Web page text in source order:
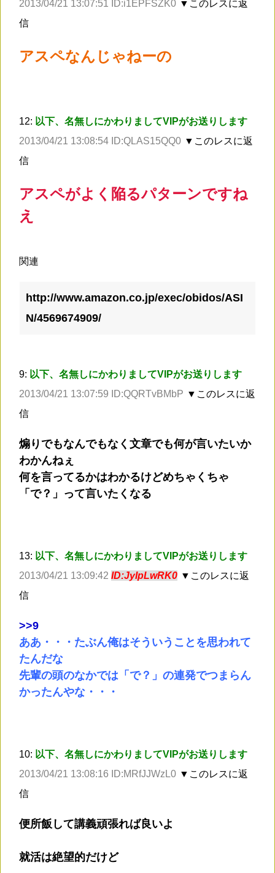
2013/04/21 13:07:51 ID:i1EPFSZK0 ▼このレスに返
信
アスペなんじゃねーの
12: 以下、名無しにかわりましてVIPがお送りします
2013/04/21 13:08:54 ID:QLAS15QQ0 ▼このレスに返
信
アスペがよく陥るパターンですね
え
関連
http://www.amazon.co.jp/exec/obidos/ASI
N/4569674909/
9: 以下、名無しにかわりましてVIPがお送りします
2013/04/21 13:07:59 ID:QQRTvBMbP ▼このレスに返
信
煽りでもなんでもなく文章でも何が言いたいか
わかんねぇ
何を言ってるかはわかるけどめちゃくちゃ
「で？」って言いたくなる
13: 以下、名無しにかわりましてVIPがお送りします
2013/04/21 13:09:42 ID:JyIpLwRK0 ▼このレスに返
信
>>9
ああ・・・たぶん俺はそういうことを思われて
たんだな
先輩の頭のなかでは「で？」の連発でつまらん
かったんやな・・・
10: 以下、名無しにかわりましてVIPがお送りします
2013/04/21 13:08:16 ID:MRfJJWzL0 ▼このレスに返
信
便所飯して講義頑張れば良いよ
就活は絶望的だけど